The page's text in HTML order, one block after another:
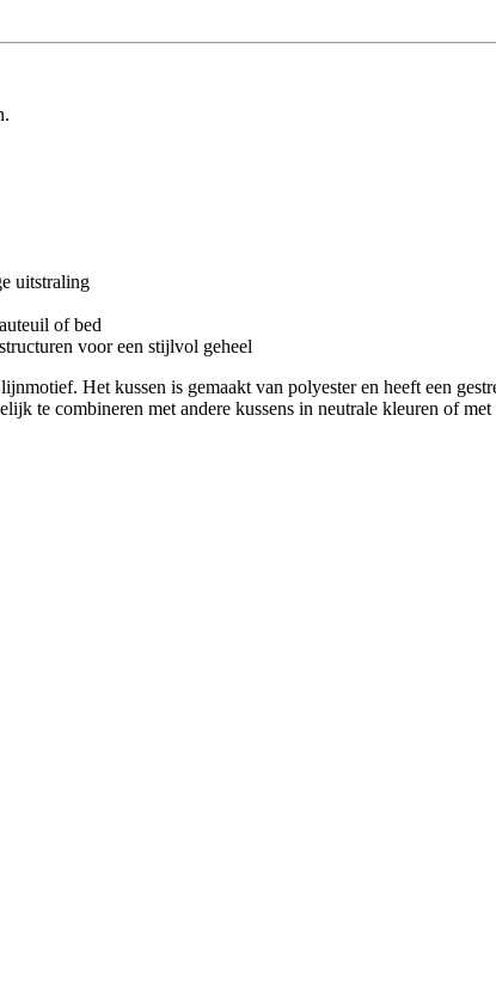
uitstraling
of bed
voor een stijlvol geheel
Het kussen is gemaakt van polyester en heeft een
te combineren met andere kussens in neutrale kleuren of